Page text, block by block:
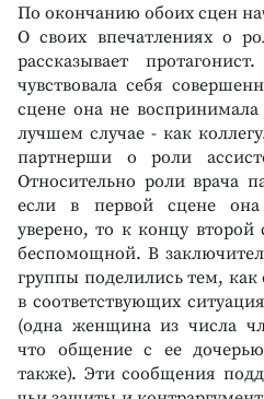
По окончанию обоих сцен
О своих впечатлениях о
рассказывает
чувствовала себя
сцене она не
лучшем случае - как
партнерши о роли
Относительно роли врача
если в первой сцене она
уверено, то к концу
беспомощной. В
группы поделились тем,
в соответствующих
(одна женщина из числа
что общение с ее
также). Эти сообщения